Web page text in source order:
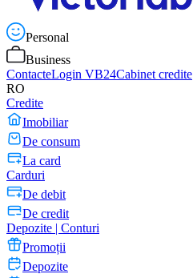
Personal
Business
ContacteLogin VB24Cabinet credite
RO
Credite
Imobiliar
De consum
La card
Carduri
De debit
De credit
Depozite | Conturi
Promoții
Depozite